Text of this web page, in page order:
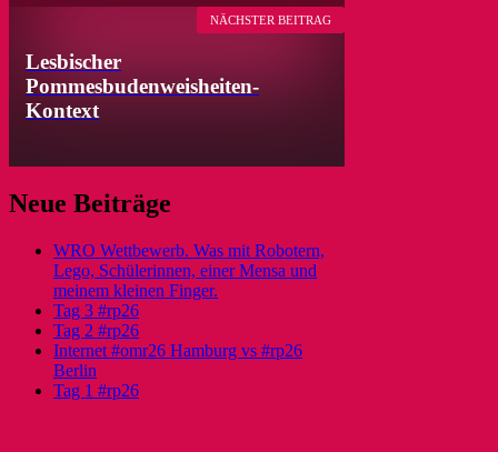
Lesbischer
Pommesbudenweisheiten-
Kontext
NÄCHSTER BEITRAG
Neue Beiträge
WRO Wettbewerb. Was mit Robotern,
Lego, Schülerinnen, einer Mensa und
meinem kleinen Finger.
Tag 3 #rp26
Tag 2 #rp26
Internet #omr26 Hamburg vs #rp26
Berlin
Tag 1 #rp26